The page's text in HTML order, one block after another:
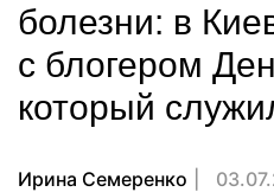
болезни: в
с блогером
который
Ирина Семеренко